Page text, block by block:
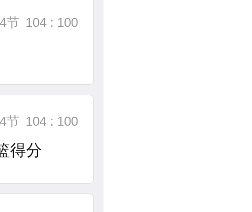
节 104 : 100
节 104 : 100
得分